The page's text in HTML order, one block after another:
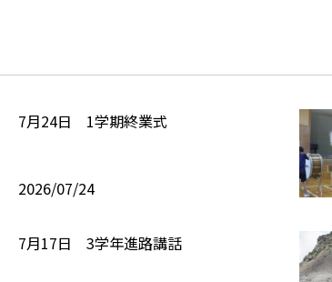
7月24日 1学期終業式
2026/07/24
7月17日 3学年進路講話